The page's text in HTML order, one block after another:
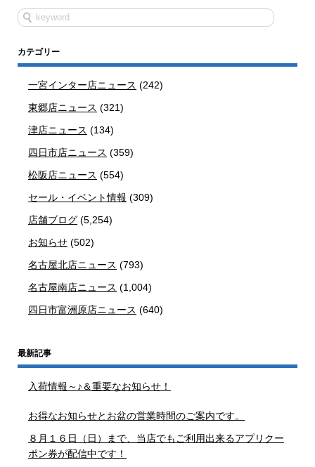
カテゴリー
一宮インター店ニュース (242)
東郷店ニュース (321)
津店ニュース (134)
四日市店ニュース (359)
松阪店ニュース (554)
セール・イベント情報 (309)
店舗ブログ (5,254)
お知らせ (502)
名古屋北店ニュース (793)
名古屋南店ニュース (1,004)
四日市富洲原店ニュース (640)
最新記事
入荷情報～♪＆重要なお知らせ！
お得なお知らせとお盆の営業時間のご案内です。
８月１６日（日）まで、当店でもご利用出来るアプリクー
ポン券が配信中です！